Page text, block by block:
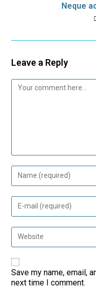
Neque
Leave a Reply
Comment
Enter
your
name
or
username
to
Enter
your
email
address
comment
Enter
your
website
URL
(optional)
Save my name, email,
next time I comment.